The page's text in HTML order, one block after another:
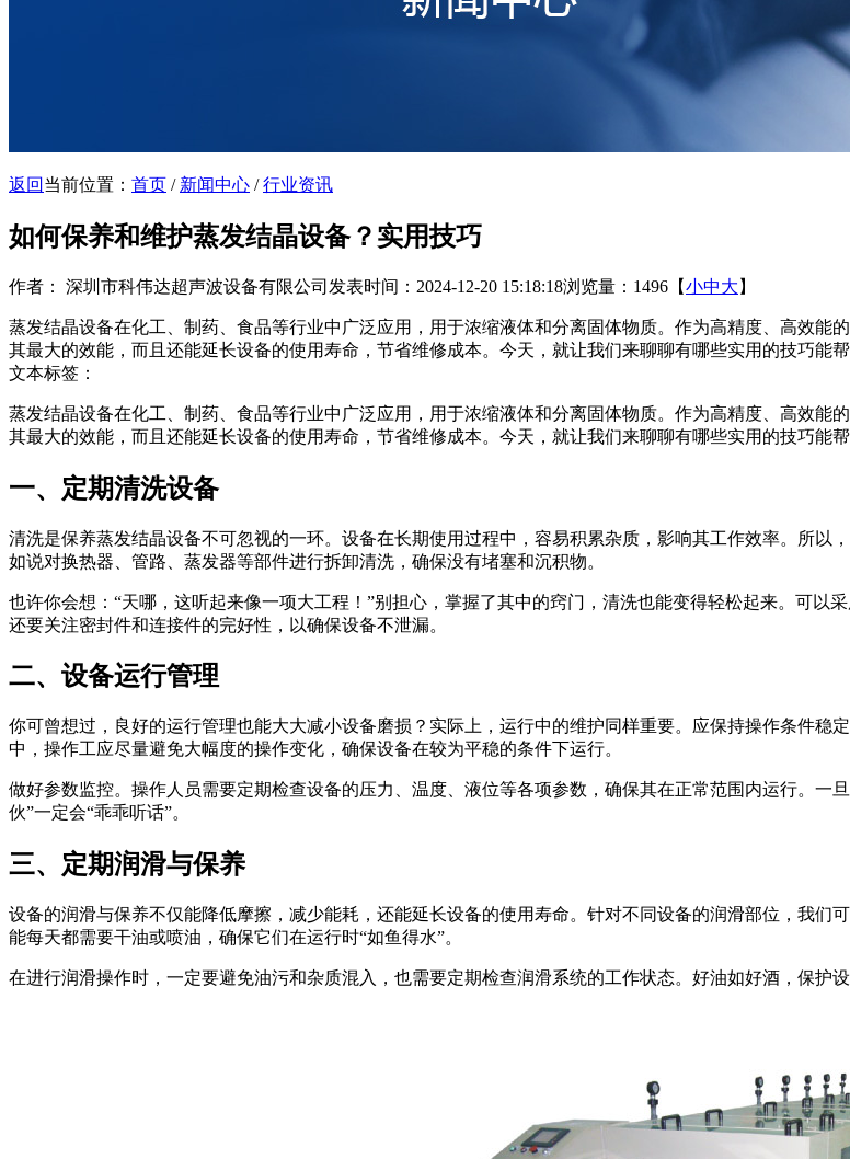
返回 当前位置： 首页 / 新闻中心 /行业资讯
如何保养和维护蒸发结晶设备？实用技巧
作者： 深圳市科伟达超声波设备有限公司 发表时间：2024-12-20 15:18:18浏览量：1496 【小中大 】
蒸发结晶设备在化工、制药、食品等行业中广泛应用，用于浓缩液体和分离固体物质。作为高精度、高效
其最大的效能，而且还能延长设备的使用寿命，节省维修成本。今天，就让我们来聊聊有哪些实用的技巧能
文本标签：
蒸发结晶设备在化工、制药、食品等行业中广泛应用，用于浓缩液体和分离固体物质。作为高精度、高效
其最大的效能，而且还能延长设备的使用寿命，节省维修成本。今天，就让我们来聊聊有哪些实用的技巧能
一、定期清洗设备
清洗是保养蒸发结晶设备不可忽视的一环。设备在长期使用过程中，容易积累杂质，影响其工作效率。所
如说对换热器、管路、蒸发器等部件进行拆卸清洗，确保没有堵塞和沉积物。
也许你会想：“天哪，这听起来像一项大工程！”别担心，掌握了其中的窍门，清洗也能变得轻松起来。可以
还要关注密封件和连接件的完好性，以确保设备不泄漏。
二、设备运行管理
你可曾想过，良好的运行管理也能大大减小设备磨损？实际上，运行中的维护同样重要。应保持操作条件稳
中，操作工应尽量避免大幅度的操作变化，确保设备在较为平稳的条件下运行。
做好参数监控。操作人员需要定期检查设备的压力、温度、液位等各项参数，确保其在正常范围内运行。一
伙”一定会“乖乖听话”。
三、定期润滑与保养
设备的润滑与保养不仅能降低摩擦，减少能耗，还能延长设备的使用寿命。针对不同设备的润滑部位，我
能每天都需要干油或喷油，确保它们在运行时“如鱼得水”。
在进行润滑操作时，一定要避免油污和杂质混入，也需要定期检查润滑系统的工作状态。好油如好酒，保护设